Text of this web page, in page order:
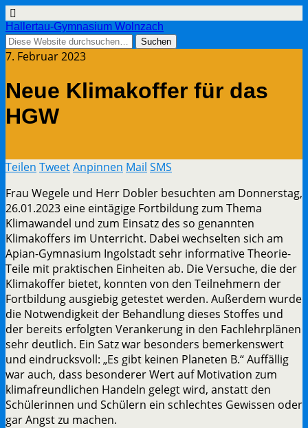
Hallertau-Gymnasium Wolnzach
7. Februar 2023
Neue Klimakoffer für das
HGW
Teilen TweetAnpinnen Mail SMS
Frau Wegele und Herr Dobler besuchten am Donnerstag,
26.01.2023 eine eintägige Fortbildung zum Thema
Klimawandel und zum Einsatz des so genannten
Klimakoffers im Unterricht. Dabei wechselten sich am
Apian-Gymnasium Ingolstadt sehr informative Theorie-
Teile mit praktischen Einheiten ab. Die Versuche, die der
Klimakoffer bietet, konnten von den Teilnehmern der
Fortbildung ausgiebig getestet werden. Außerdem wurde
die Notwendigkeit der Behandlung dieses Stoffes und
der bereits erfolgten Verankerung in den Fachlehrplänen
sehr deutlich. Ein Satz war besonders bemerkenswert
und eindrucksvoll: „Es gibt keinen Planeten B.“ Auffällig
war auch, dass besonderer Wert auf Motivation zum
klimafreundlichen Handeln gelegt wird, anstatt den
Schülerinnen und Schülern ein schlechtes Gewissen oder
gar Angst zu machen.